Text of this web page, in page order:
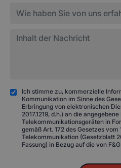
Ich stimme zu, kommerzielle
Kommunikation im Sinne des
Erbringung von elektronischen
2017.1219, d.h.) an die
Telekommunikationsgeräten in
gemäß Art. 172 des Gesetzes
Telekommunikation (Gesetzblatt
Fassung) in Bezug auf die von